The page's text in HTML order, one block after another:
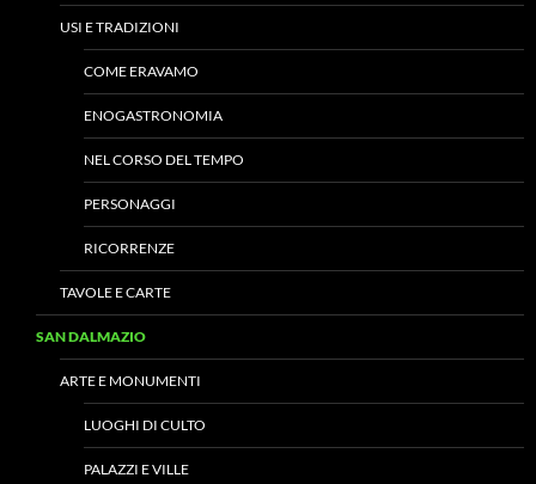
USI E TRADIZIONI
COME ERAVAMO
ENOGASTRONOMIA
NEL CORSO DEL TEMPO
PERSONAGGI
RICORRENZE
TAVOLE E CARTE
SAN DALMAZIO
ARTE E MONUMENTI
LUOGHI DI CULTO
PALAZZI E VILLE